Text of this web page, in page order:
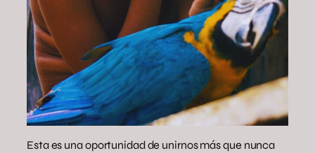
Esta es una oportunidad de unirnos más que nunca